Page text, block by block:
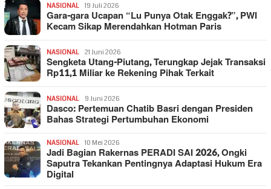
NASIONAL 19 Juli 2026
Gara-gara Ucapan “Lu Punya Otak Enggak?”, PWI
Kecam Sikap Merendahkan Hotman Paris
NASIONAL 21 Juni 2026
Sengketa Utang-Piutang, Terungkap Jejak Transaksi
Rp11,1 Miliar ke Rekening Pihak Terkait
NASIONAL 9 Juni 2026
Dasco: Pertemuan Chatib Basri dengan Presiden
Bahas Strategi Pertumbuhan Ekonomi
NASIONAL 10 Mei 2026
Jadi Bagian Rakernas PERADI SAI 2026, Ongki
Saputra Tekankan Pentingnya Adaptasi Hukum Era
Digital